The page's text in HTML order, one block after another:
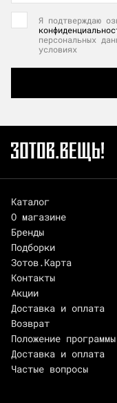
Я подтверждаю
персональных
условиях
Каталог
О магазине
Бренды
Подборки
Зотов.Карта
Контакты
Акции
Доставка и оплата
Возврат
Положение
Доставка и оплата
Частые вопросы